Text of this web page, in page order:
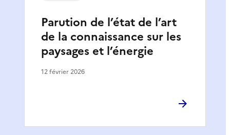
Parution de l’état de l’art
de la connaissance sur les
paysages et l’énergie
12 février 2026